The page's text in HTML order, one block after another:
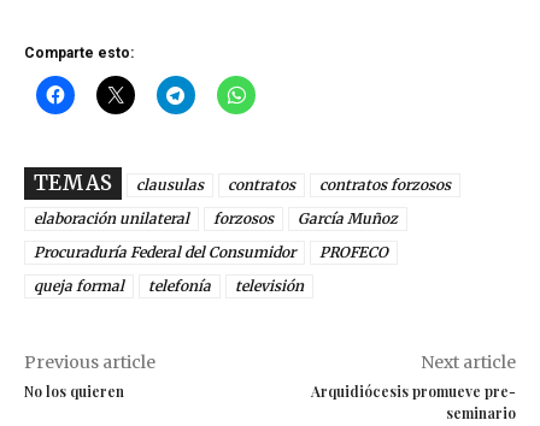
Comparte esto:
TEMAS clausulas contratos
contratos forzosos
elaboración unilateral
forzosos
García Muñoz
Procuraduría Federal del Consumidor
PROFECO
queja formal
telefonía televisión
Previous article
No los quieren
Next article
Arquidiócesis promueve pre-
seminario